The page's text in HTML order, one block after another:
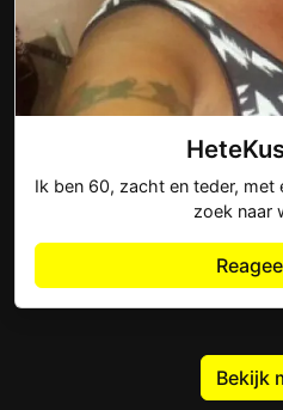
Ik ben 60, zacht en teder,
zoek naar
Bekijk